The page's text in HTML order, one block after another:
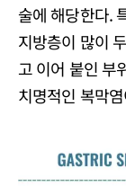
술에 해당한다.
지방층이 많이
고 이어 붙인 부
치명적인 복막